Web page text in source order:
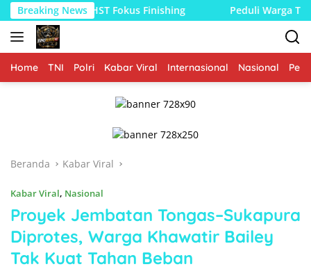
Langsung
ke
konten
Breaking News
1002/HST Fokus Finishing Peduli Warga Terdampak
Home TNI Polri Kabar Viral Internasional Nasional
Beranda Kabar Viral
Kabar Viral, Nasional
Proyek Jembatan Tongas–Sukapura
Diprotes, Warga Khawatir Bailey
Tak Kuat Tahan Beban